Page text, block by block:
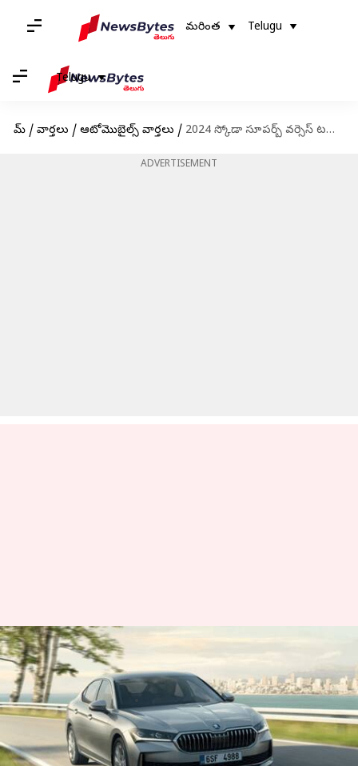
మరింత Telugu
Telugu
హోమ్ / వార్తలు / ఆటోమొబైల్స్ వార్తలు / 2024 స్కోడా సూపర్బ్ వర్సెస్ టయోటా క్యామీ.. ఏదీ బెటర్..?
ADVERTISEMENT
2024 స్కోడా సూపర్బ్ వర్సెస్ టయోటా
క్యామీ.. ఏదీ బెటర్..?
వ్రాసిన వారు Jayachandra Akuri Nov 06, 2023 10:25 am
ఈ వార్తాకథనం ఏంటి